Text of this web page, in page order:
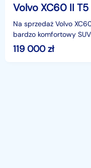
Na sprzedaż Volvo
bardzo komfortowy
systemami
119 000zł